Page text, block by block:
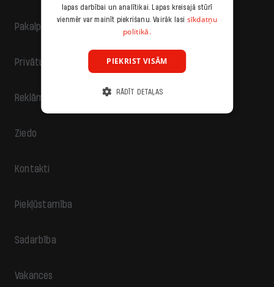
Pakalpojumu sniegšanas noteikumi
Privātuma politika
Reklāma
Ziedo
Kontakti
Piekļūstamība
Sadarbība
Vakances
lapas darbībai un analītikai. Lapas kreisajā stūrī
vienmēr var mainīt piekrišanu. Vairāk lasi sīkdatņu
politikā.
PIEKRIST VISĀM
RĀDĪT DETAĻAS